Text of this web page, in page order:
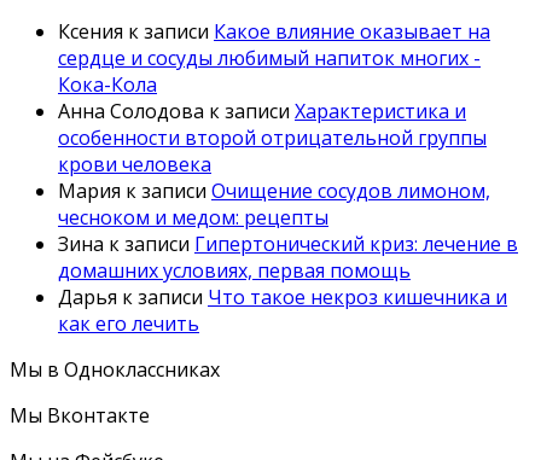
Ксения к записи Какое влияние оказывает на
сердце и сосуды любимый напиток многих -
Кока-Кола
Анна Солодова к записи Характеристика и
особенности второй отрицательной группы
крови человека
Мария к записи Очищение сосудов лимоном,
чесноком и медом: рецепты
Зина к записи Гипертонический криз: лечение в
домашних условиях, первая помощь
Дарья к записи Что такое некроз кишечника и
как его лечить
Мы в Одноклассниках
Мы Вконтакте